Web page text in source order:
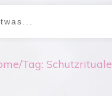
/Tag: Schutzrituale